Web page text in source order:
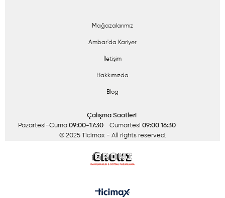
Mağazalarımız
Ambar'da Kariyer
İletişim
Hakkımızda
Blog
Çalışma Saatleri
Pazartesi-Cuma 09:00-17:30 Cumartesi 09:00 16:30
© 2025 Ticimax - All rights reserved.